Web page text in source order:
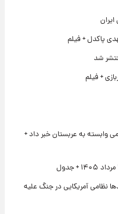
پاکدل + فیلم
شد
+ فیلم
وابسته به عربستان خبر داد +
آمریکایی در جنگ علیه